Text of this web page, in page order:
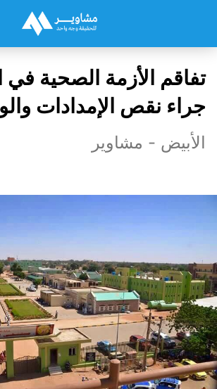
تفاقم الأزمة الصحية في
جراء نقص الإمدادات
الأبيض - مشاوير